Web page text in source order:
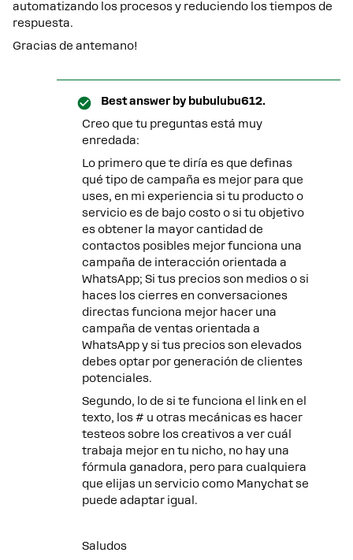
automatizando los procesos y reduciendo los tiempos de
respuesta.
Gracias de antemano!
Best answer by bubulubu612.
Creo que tu preguntas está muy
enredada:
Lo primero que te diría es que definas
qué tipo de campaña es mejor para que
uses, en mi experiencia si tu producto o
servicio es de bajo costo o si tu objetivo
es obtener la mayor cantidad de
contactos posibles mejor funciona una
campaña de interacción orientada a
WhatsApp; Si tus precios son medios o si
haces los cierres en conversaciones
directas funciona mejor hacer una
campaña de ventas orientada a
WhatsApp y si tus precios son elevados
debes optar por generación de clientes
potenciales.
Segundo, lo de si te funciona el link en el
texto, los # u otras mecánicas es hacer
testeos sobre los creativos a ver cuál
trabaja mejor en tu nicho, no hay una
fórmula ganadora, pero para cualquiera
que elijas un servicio como Manychat se
puede adaptar igual.
Saludos